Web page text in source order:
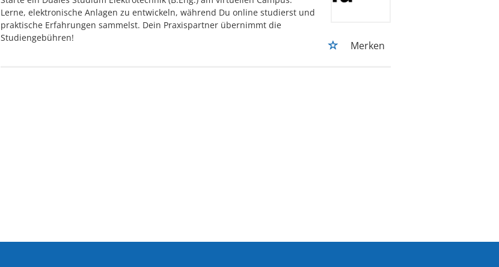
Lerne, elektronische Anlagen zu entwickeln, während Du online studierst und
praktische Erfahrungen sammelst. Dein Praxispartner übernimmt die
Studiengebühren!
Merken